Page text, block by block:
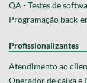
QA - Testes de
Programação back-
Profissionalizantes
Atendimento ao
Operador de caixa e